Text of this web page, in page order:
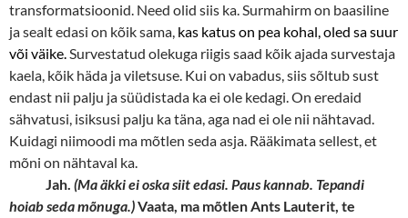
transformatsioonid. Need olid siis ka. Surmahirm on baasiline
ja sealt edasi on kõik sama, kas katus on pea kohal, oled sa suur
või väike.Survestatud olekuga riigis saad kõik ajada survestaja
kaela, kõik häda ja viletsuse. Kui on vabadus, siis sõltub sust
endast nii palju ja süüdistada ka ei ole kedagi. On eredaid
sähvatusi, isiksusi palju ka täna, aga nad ei ole nii nähtavad.
Kuidagi niimoodi ma mõtlen seda asja. Rääkimata sellest, et
mõni on nähtaval ka.
Jah.(Ma äkki ei oska siit edasi. Paus kannab. Tepandi
hoiab seda mõnuga.)Vaata, ma mõtlen Ants Lauterit, te